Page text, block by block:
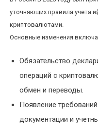
уточняющих правила учета
криптовалютами.
Основные изменения
Обязательство
операций с
обмен и переводы.
Появление
документации и